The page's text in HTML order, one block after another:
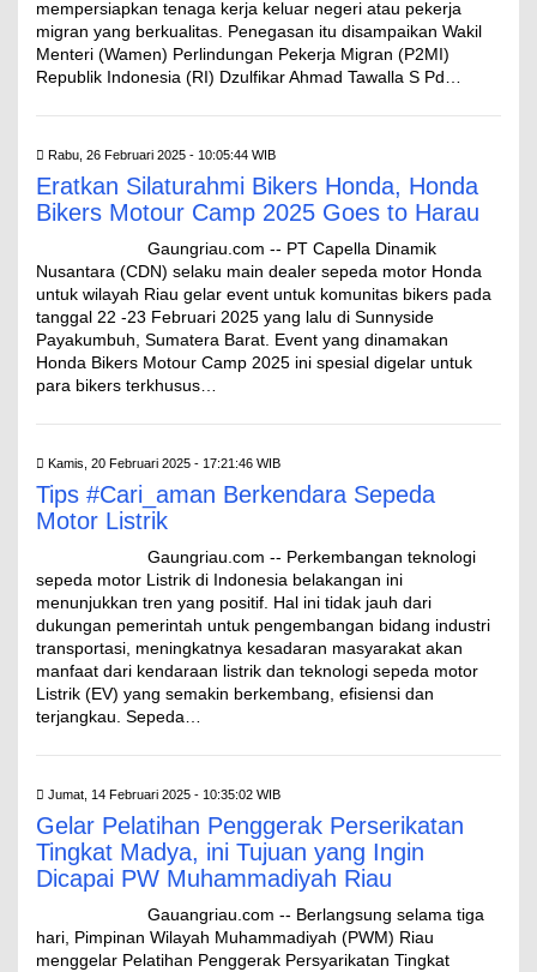
mempersiapkan tenaga kerja keluar negeri atau pekerja
migran yang berkualitas. Penegasan itu disampaikan Wakil
Menteri (Wamen) Perlindungan Pekerja Migran (P2MI)
Republik Indonesia (RI) Dzulfikar Ahmad Tawalla S Pd…
Rabu, 26 Februari 2025 - 10:05:44 WIB
Eratkan Silaturahmi Bikers Honda, Honda
Bikers Motour Camp 2025 Goes to Harau
Gaungriau.com -- PT Capella Dinamik
Nusantara (CDN) selaku main dealer sepeda motor Honda
untuk wilayah Riau gelar event untuk komunitas bikers pada
tanggal 22 -23 Februari 2025 yang lalu di Sunnyside
Payakumbuh, Sumatera Barat. Event yang dinamakan
Honda Bikers Motour Camp 2025 ini spesial digelar untuk
para bikers terkhusus…
Kamis, 20 Februari 2025 - 17:21:46 WIB
Tips #Cari_aman Berkendara Sepeda
Motor Listrik
Gaungriau.com -- Perkembangan teknologi
sepeda motor Listrik di Indonesia belakangan ini
menunjukkan tren yang positif. Hal ini tidak jauh dari
dukungan pemerintah untuk pengembangan bidang industri
transportasi, meningkatnya kesadaran masyarakat akan
manfaat dari kendaraan listrik dan teknologi sepeda motor
Listrik (EV) yang semakin berkembang, efisiensi dan
terjangkau. Sepeda…
Jumat, 14 Februari 2025 - 10:35:02 WIB
Gelar Pelatihan Penggerak Perserikatan
Tingkat Madya, ini Tujuan yang Ingin
Dicapai PW Muhammadiyah Riau
Gauangriau.com -- Berlangsung selama tiga
hari, Pimpinan Wilayah Muhammadiyah (PWM) Riau
menggelar Pelatihan Penggerak Persyarikatan Tingkat